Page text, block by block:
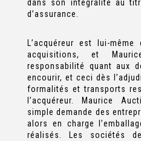
dans son intégralité au
d’assurance.
L’acquéreur est lui-
acquisitions, et
responsabilité quant aux
encourir, et ceci dès
formalités et transports
l’acquéreur. Maurice
simple demande des
alors en charge
réalisés. Les sociétés